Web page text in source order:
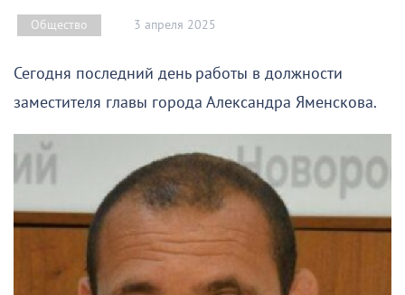
Общество 3 апреля 2025
Сегодня последний день работы в должности
заместителя главы города Александра Яменскова.